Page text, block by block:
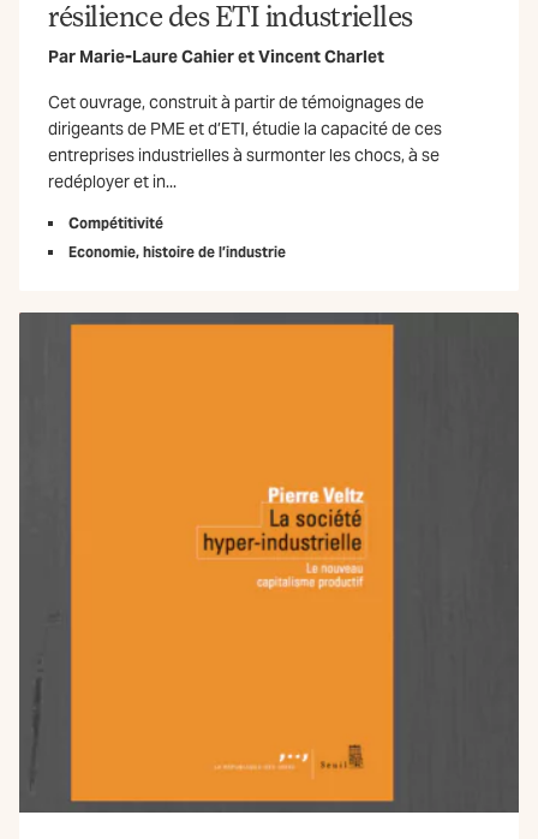
résilience des ETI industrielles
Par Marie-Laure CahieretVincent Charlet
Cet ouvrage, construit à partir de témoignages de
dirigeants de PME et d’ETI, étudie la capacité de ces
entreprises industrielles à surmonter les chocs, à se
redéployer et in...
Compétitivité
Economie, histoire de l’industrie